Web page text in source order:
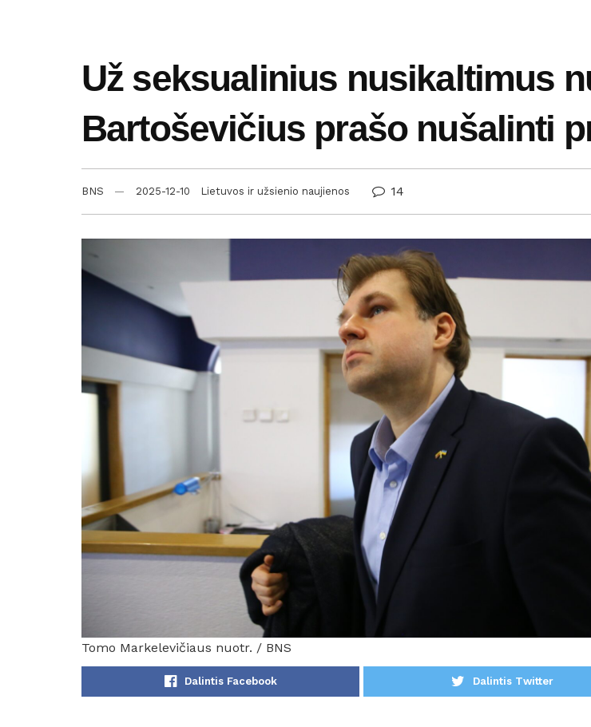
Už seksualinius nusikaltimus
Bartoševičius prašo nušalinti
BNS 2025-12-10 Lietuvos ir užsienio naujienos 14
Tomo Markelevičiaus nuotr. / BNS
Dalintis Facebook Dalintis Twitter